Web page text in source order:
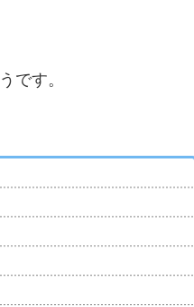
です。